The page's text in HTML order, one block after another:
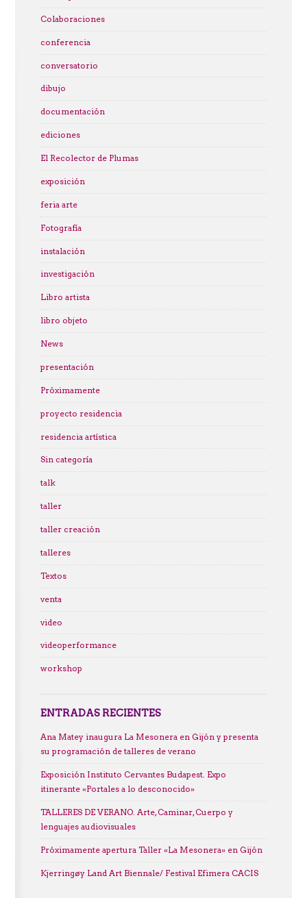
Colaboraciones
conferencia
conversatorio
dibujo
documentación
ediciones
El Recolector de Plumas
exposición
feria arte
Fotografía
instalación
investigación
Libro artista
libro objeto
News
presentación
Próximamente
proyecto residencia
residencia artística
Sin categoría
talk
taller
taller creación
talleres
Textos
venta
video
videoperformance
workshop
ENTRADAS RECIENTES
Ana Matey inaugura La Mesonera en Gijón y presenta
su programación de talleres de verano
Exposición Instituto Cervantes Budapest. Expo
itinerante «Portales a lo desconocido»
TALLERES DE VERANO. Arte, Caminar, Cuerpo y
lenguajes audiovisuales
Próximamente apertura Taller «La Mesonera» en Gijón
Kjerringøy Land Art Biennale/ Festival Efimera CACIS